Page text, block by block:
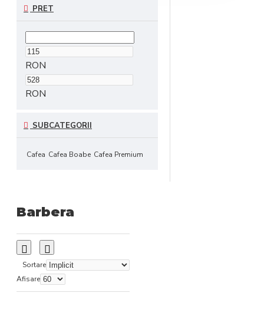
PRET
RON
RON
SUBCATEGORII
Cafea Cafea Boabe Cafea Premium
Barbera
Sortare
Afisare